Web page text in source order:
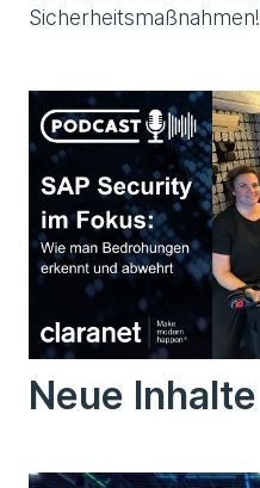
Sicherheitsmaßnahmen!
Neue Inhalte